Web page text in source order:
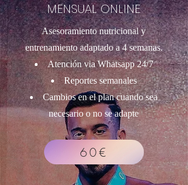
MENSUAL ONLINE
Asesoramiento nutricional y
entrenamiento adaptado a 4 semanas.
Atención via Whatsapp 24/7
Reportes semanales
Cambios en el plan cuando sea
necesario o no se adapte
60€